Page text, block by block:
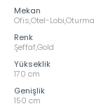
Mekan
Ofis,Otel-
Renk
Şeffaf,Gold
Yükseklik
170 cm
Genişlik
150 cm